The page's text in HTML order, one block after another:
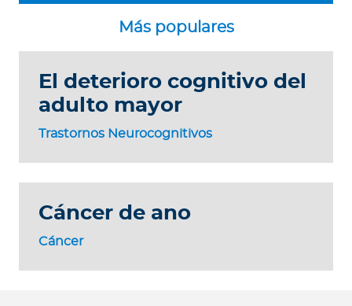
Trastornos Neurocognitivos
El deterioro cognitivo del
adulto mayor
Cáncer
Cáncer de ano